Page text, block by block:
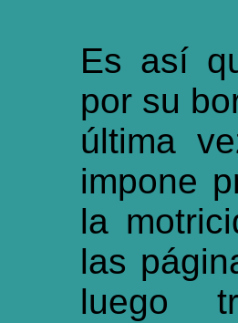
Es así
por su
última
impone
la
las
luego